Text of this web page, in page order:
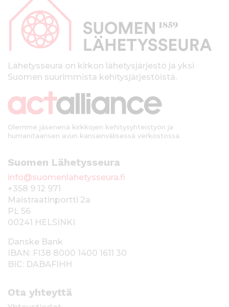
p
kLähetysseura on kirkon lähetysjärjestö ja yksi
Suomen suurimmista kehitysjärjestöistä.
Olemme jäsenenä kirkkojen kehitysyhteistyön ja
humanitaarisen avun kansainvälisessä verkostossa.
Suomen Lähetysseura
info@suomenlahetysseura.fi
+358 9 12 971
Maistraatinportti 2a
PL 56
00241 HELSINKI
Danske Bank
IBAN: FI38 8000 1400 1611 30
BIC: DABAFIHH
Ota yhteyttä